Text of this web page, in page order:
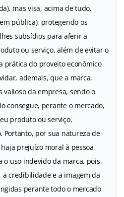
mas visa, acima de tudo,
pública), protegendo os
subsídios para aferir a
ou serviço, além de evitar o
prática do proveito econômico
ademais, que a marca,
valioso da empresa, sendo o
consegue, perante o mercado,
produto ou serviço,
Portanto, por sua natureza de
prejuízo moral à pessoa
o uso indevido da marca, pois,
credibilidade e a imagem da
perante todo o mercado